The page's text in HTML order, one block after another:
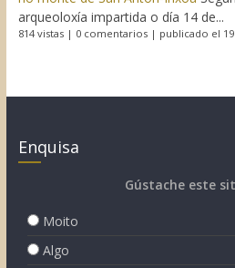
arqueoloxía impartida o día 14 de...
814 vistas| 0 comentarios| publicado el
Enquisa
Gústache este
Moito
Algo